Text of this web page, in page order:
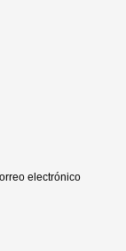
electrónico